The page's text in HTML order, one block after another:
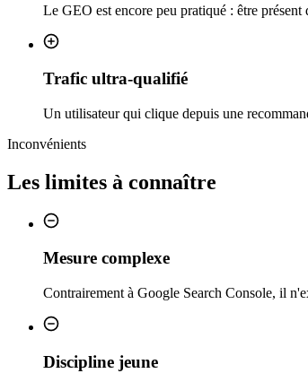
Le GEO est encore peu pratiqué : être
Trafic ultra-qualifié
Un utilisateur qui clique depuis une
Inconvénients
Les limites à connaître
Mesure complexe
Contrairement à Google Search Console, il
Discipline jeune